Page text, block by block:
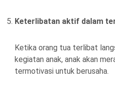
Keterlibatan aktif dalam
Ketika orang tua terlibat
kegiatan anak, anak akan
termotivasi untuk berusaha.